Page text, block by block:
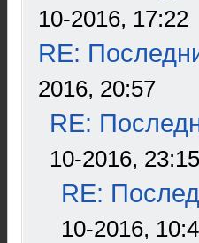
10-2016, 17:22
RE:
2016, 20:57
RE:
10-2016, 23:15
RE:
10-2016,